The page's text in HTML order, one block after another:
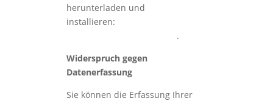
herunterladen und
installieren:
.
Widerspruch gegen
Datenerfassung
Sie können die Erfassung Ihrer